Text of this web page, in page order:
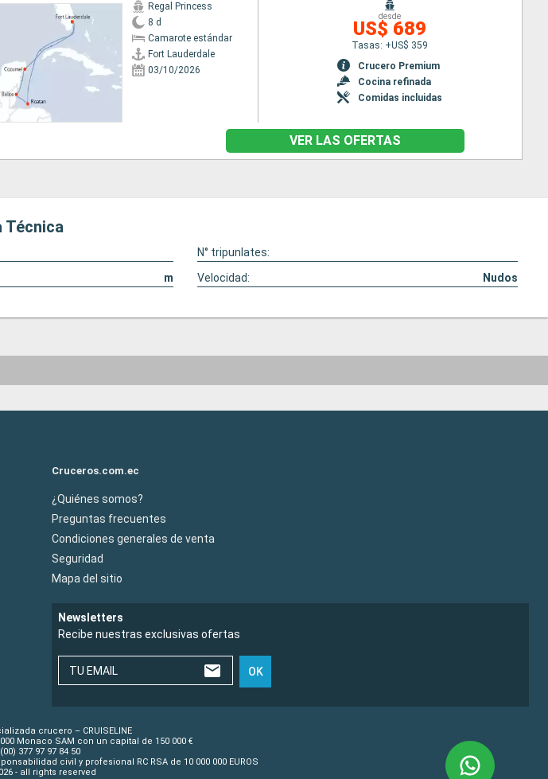
Regal Princess
8 d
Camarote estándar
Fort Lauderdale
03/10/2026
desde
US$ 689
Tasas: +US$ 359
Crucero Premium
Cocina refinada
Comidas incluidas
VER LAS OFERTAS
Técnica
N° tripunlates:
m Velocidad: Nudos
Cruceros.com.ec
¿Quiénes somos?
Preguntas frecuentes
Condiciones generales de venta
Seguridad
Mapa del sitio
Newsletters
Recibe nuestras exclusivas ofertas
TU EMAIL OK
crucero – CRUISELINE
Monaco SAM con un capital de 150 000 €
377 97 97 84 50
civil y profesional RC RSA de 10 000 000 EUROS
- all rights reserved